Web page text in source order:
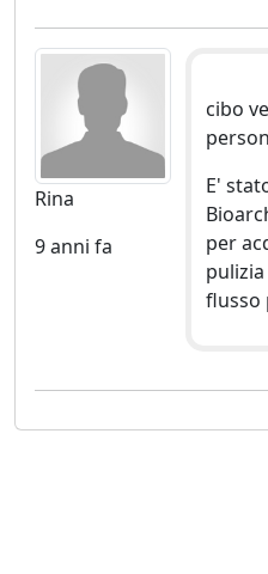
Rina
9 anni fa
cibo
E'
per
flusso